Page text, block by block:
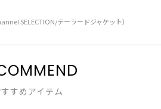
SELECTION/テーラードジャケット）
すすめアイテム